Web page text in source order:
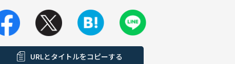
URLとタイトルをコピーする